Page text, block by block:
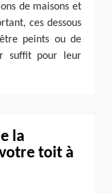
de maisons et
ces dessous
peints ou de
suffit pour leur
la
toit à